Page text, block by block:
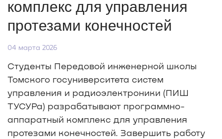
комплекс для управления
протезами конечностей
04 марта 2026
Студенты Передовой инженерной школы
Томского госуниверситета систем
управления и радиоэлектроники (ПИШ
ТУСУРа) разрабатывают программно-
аппаратный комплекс для управления
протезами конечностей. Завершить работу